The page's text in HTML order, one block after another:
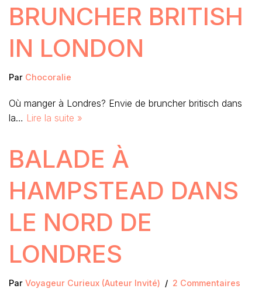
BRUNCHER BRITISH
IN LONDON
Par Chocoralie
Où manger à Londres? Envie de bruncher britisch dans
la… Lire la suite »
BALADE À
HAMPSTEAD DANS
LE NORD DE
LONDRES
Par Voyageur Curieux (Auteur Invité) 2 Commentaires